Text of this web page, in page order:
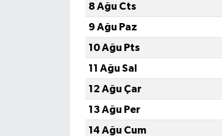
8 Ağu Cts
9 Ağu Paz
10 Ağu Pts
11 Ağu Sal
12 Ağu Çar
13 Ağu Per
14 Ağu Cum